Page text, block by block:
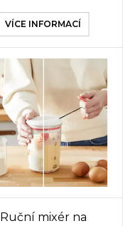
VÍCE INFORMACÍ
Ruční mixér na